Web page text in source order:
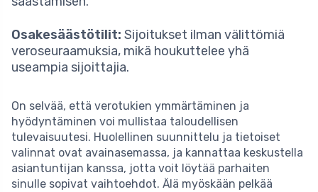
Osakesäästötilit: Sijoitukset ilman välittömiä
veroseuraamuksia, mikä houkuttelee yhä
useampia sijoittajia.
On selvää, että verotukien ymmärtäminen ja
hyödyntäminen voi mullistaa taloudellisen
tulevaisuutesi. Huolellinen suunnittelu ja tietoiset
valinnat ovat avainasemassa, ja kannattaa keskustella
asiantuntijan kanssa, jotta voit löytää parhaiten
sinulle sopivat vaihtoehdot. Älä myöskään pelkää